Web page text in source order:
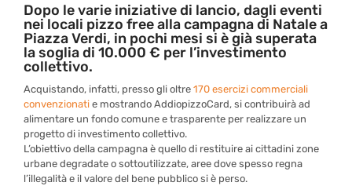
Dopo le varie iniziative di lancio, dagli eventi
nei locali pizzo free allacampagna di Natalea
Piazza Verdi, in pochi mesi si è già superata
la soglia di 10.000 € per l’investimento
collettivo.
Acquistando, infatti, presso gli oltre170 esercizi commerciali
convenzionati e mostrando AddiopizzoCard, si contribuirà ad
alimentare un fondo comune e trasparente per realizzare un
progetto di investimento collettivo.
L’obiettivo della campagna è quello di restituire ai cittadini zone
urbane degradate o sottoutilizzate, aree dove spesso regna
l’illegalità e il valore del bene pubblico si è perso.